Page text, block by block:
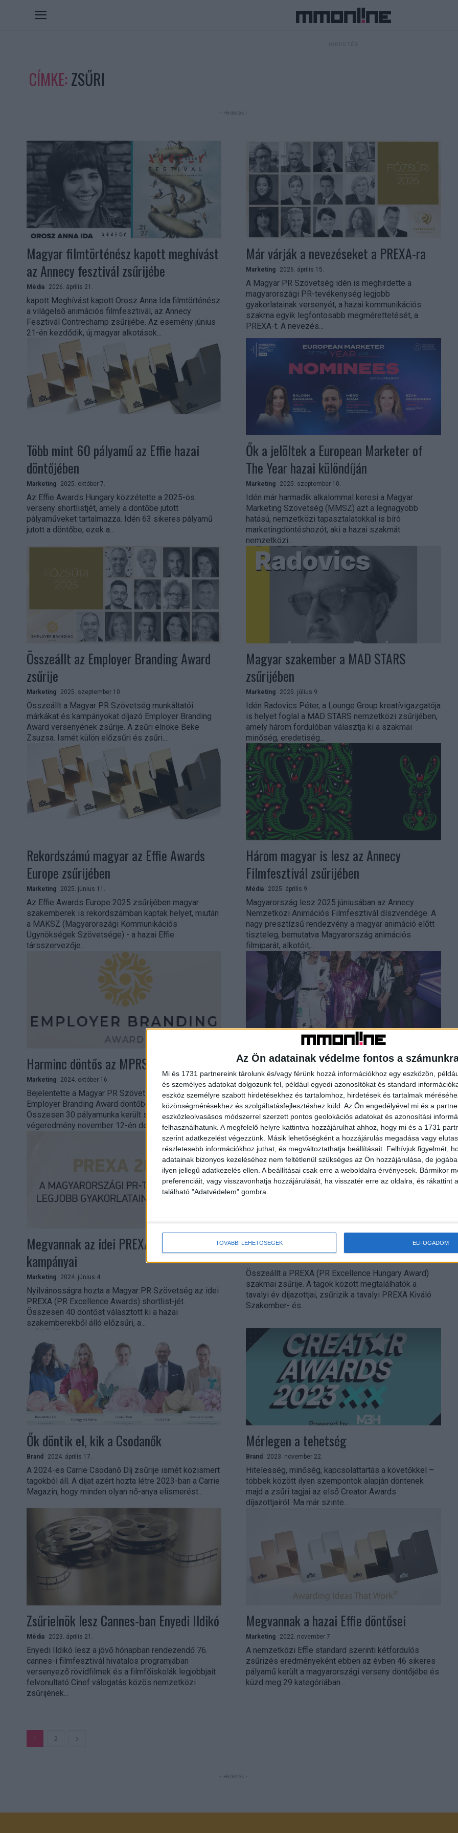
Az Ön adatainak védelme fontos a
Mi és 1731 partnereink tárolunk és/vagy férünk hozzá információkhoz egy eszközön,
és személyes adatokat dolgozunk fel, például egyedi azonosítókat és standard
eszköz személyre szabott hirdetésekhez és tartalomhoz, hirdetések és tartalmak
közönségmérésekhez és szolgáltatásfejlesztéshez küld. Az Ön engedélyével mi és a
eszközleolvasásos módszerrel szerzett pontos geolokációs adatokat és azonosítási
felhasználhatunk. A megfelelő helyre kattintva hozzájárulhat ahhoz, hogy mi és a 1731
szerint adatkezelést végezzünk. Másik lehetőségként a hozzájárulás megadása vagy
részletesebb információkhoz juthat, és megváltoztathatja beállításait. Felhívjuk figyelmét,
adatainak bizonyos kezeléséhez nem feltétlenül szükséges az Ön hozzájárulása, de
ilyen jellegű adatkezelés ellen. A beállításai csak erre a weboldalra érvényesek. Bármikor
preferenciáit, vagy visszavonhatja hozzájárulását, ha visszatér erre az oldalra, és rákattint
található "Adatvédelem" gombra.
TOVÁBBI LEHETŐSÉGEK ELFOGADOM
CÍMKE: ZSŰRI
- Hirdetés -
Magyar filmtörténész kapott meghívást
az Annecy fesztivál zsűrijébe
Média 2026. április 21.
kapott Meghívást kapott Orosz Anna Ida filmtörténész
a világelső animációs filmfesztivál, az Annecy
Fesztivál Contrechamp zsűrijébe. Az esemény június
21-én kezdődik, új magyar alkotások...
Már várják a nevezéseket a PREXA-ra
Marketing 2026. április 15.
A Magyar PR Szövetség idén is meghirdette a
magyarországi PR-tevékenység legjobb
gyakorlatainak versenyét, a hazai kommunikációs
szakma egyik legfontosabb megmérettetését, a
PREXA-t. A nevezés...
Több mint 60 pályamű az Effie hazai
döntőjében
Marketing 2025. október 7.
Az Effie Awards Hungary közzétette a 2025-ös
verseny shortlistjét, amely a döntőbe jutott
pályaműveket tartalmazza. Idén 63 sikeres pályamű
jutott a döntőbe, ezek a...
Ők a jelöltek a European Marketer of
The Year hazai különdíján
Marketing 2025. szeptember 10.
Idén már harmadik alkalommal keresi a Magyar
Marketing Szövetség (MMSZ) azt a legnagyobb
hatású, nemzetközi tapasztalatokkal is bíró
marketingdöntéshozót, aki a hazai szakmát
nemzetközi...
Összeállt az Employer Branding Award
zsűrije
Marketing 2025. szeptember 10.
Összeállt a Magyar PR Szövetség munkáltatói
márkákat és kampányokat díjazó Employer Branding
Award versenyének zsűrije. A zsűri elnöke Beke
Zsuzsa. Ismét külön előzsűri és zsűri...
Magyar szakember a MAD STARS
zsűrijében
Marketing 2025. július 9.
Idén Radovics Péter, a Lounge Group kreatívigazgatója
is helyet foglal a MAD STARS nemzetközi zsűrijében,
amely három fordulóban választja ki a szakmai
minőség, eredetiség...
Rekordszámú magyar az Effie Awards
Europe zsűrijében
Marketing 2025. június 11.
Az Effie Awards Europe 2025 zsűrijében magyar
szakemberek is rekordszámban kaptak helyet, miután
a MAKSZ (Magyarországi Kommunikációs
Ügynökségek Szövetsége) - a hazai Effie
társszervezője...
Három magyar is lesz az Annecy
Filmfesztivál zsűrijében
Média 2025. április 9.
Magyarország lesz 2025 júniusában az Annecy
Nemzetközi Animációs Filmfesztivál díszvendége. A
nagy presztízsű rendezvény a magyar animáció előtt
tiszteleg, bemutatva Magyarország animációs
filmiparát, alkotóit,...
Harminc döntős az MPRSZ versenyén
Marketing 2024. október 16.
Bejelentette a Magyar PR Szövetség (MPRSZ) az idei
Employer Branding Award döntőbe jutott pályázatait.
Összesen 30 pályamunka került shortlistre, a
végeredmény november 12-én derül...
Megvan a visszatérő Megasztár zsűrije
2024. június 11.
Rúzsa Magdolna, Marics Peti, Marsalkó Dávid, Molnár
Ferenc Caramel és Papp Szabi alkotják a hosszú
szünet után, idén ősszel visszatérő Megasztár
zsűrijét – jelentette...
Megvannak az idei PREXA döntős
kampányai
Marketing 2024. június 4.
Nyilvánosságra hozta a Magyar PR Szövetség az idei
PREXA (PR Excellence Awards) shortlist-jét.
Összesen 40 döntőst választott ki a hazai
szakemberekből álló előzsűri, a...
PREXA: megvannak a zsűritagok
Összeállt a PREXA (PR Excellence Hungary Award)
szakmai zsűrije. A tagok között megtalálhatók a
tavalyi év díjazottjai, zsűrizik a tavalyi PREXA Kiváló
Szakember- és...
Ők döntik el, kik a Csodanők
Brand 2024. április 17.
A 2024-es Carrie Csodanő Díj zsűrije ismét közismert
tagokból áll. A díjat azért hozta létre 2023-ban a Carrie
Magazin, hogy minden olyan nő-anya elismerést...
Mérlegen a tehetség
Brand 2023. november 22.
Hitelesség, minőség, kapcsolattartás a követőkkel –
többek között ilyen szempontok alapján döntenek
majd a zsűri tagjai az első Creator Awards
díjazottjairól. Ma már szinte...
Zsűrielnök lesz Cannes-ban Enyedi Ildikó
Média 2023. április 21.
Enyedi Ildikó lesz a jövő hónapban rendezendő 76.
cannes-i filmfesztivál hivatalos programjában
versenyező rövidfilmek és a filmfőiskolák legjobbjait
felvonultató Cinef válogatás közös nemzetközi
zsűrijének...
Megvannak a hazai Effie döntősei
Marketing 2022. november 7.
A nemzetközi Effie standard szerinti kétfordulós
zsűrizés eredményeként ebben az évben 46 sikeres
pályamű került a magyarországi verseny döntőjébe és
küzd meg 29 kategóriában...
1 2
- Hirdetés -